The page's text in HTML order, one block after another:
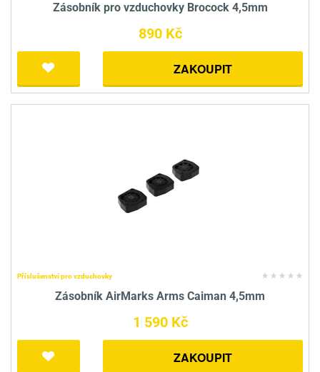
Zásobník pro vzduchovky Brocock 4,5mm
890 Kč
ZAKOUPIT
Příslušenství pro vzduchovky
Zásobník AirMarks Arms Caiman 4,5mm
1 590 Kč
ZAKOUPIT